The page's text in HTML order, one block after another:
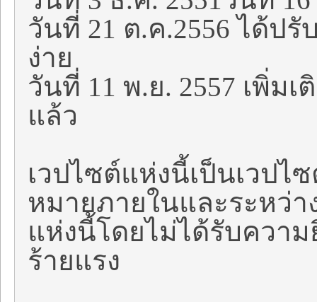
วันที่ 21 ต.ค.2556 ได้ป
ง่าย
วันที่ 11 พ.ย. 2557 เพิ่ม
แล้ว
เวปไซต์แห่งนี้เป็นเวป
หมายภายในและระหว่า
แห่งนี้โดยไม่ได้รับควา
ร้ายแรง